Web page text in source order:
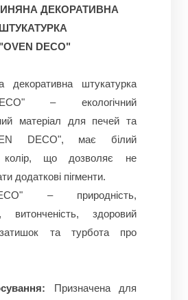
ДЕКОРАТИВНА
ШТУКАТУРКА
"OVEN DECO"
декоративна штукатурка
– екологічний
матеріал для печей та
DECO", має білий
колір, що дозволяє не
додаткові пігменти.
– природність,
витонченість, здоровий
затишок та турбота про
Призначена для